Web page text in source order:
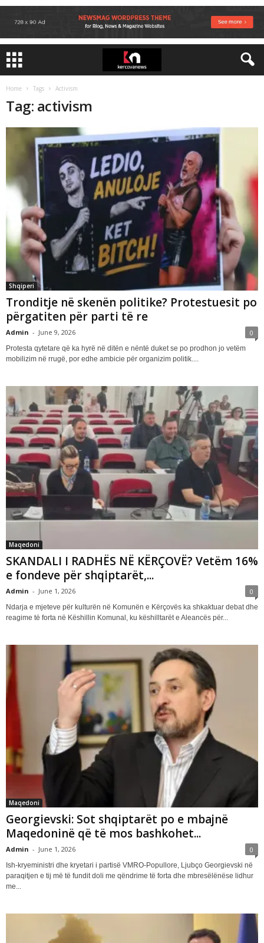
Home Tags Activism
Tag: activism
Shqiperi
Tronditje në skenën politike? Protestuesit po
përgatiten për parti të re
Admin - June 9, 2026 0
Protesta qytetare që ka hyrë në ditën e nëntë duket se po prodhon jo vetëm
mobilizim në rrugë, por edhe ambicie për organizim politik....
Maqedoni
SKANDALI I RADHËS NË KËRÇOVË? Vetëm 16%
e fondeve për shqiptarët,...
Admin - June 1, 2026 0
Ndarja e mjeteve për kulturën në Komunën e Kërçovës ka shkaktuar debat dhe
reagime të forta në Këshillin Komunal, ku këshilltarët e Aleancës për...
Maqedoni
Georgievski: Sot shqiptarët po e mbajnë
Maqedoninë që të mos bashkohet...
Admin - June 1, 2026 0
Ish-kryeministri dhe kryetari i partisë VMRO-Popullore, Ljubço Georgievski në
paraqitjen e tij më të fundit doli me qëndrime të forta dhe mbresëlënëse lidhur
me...